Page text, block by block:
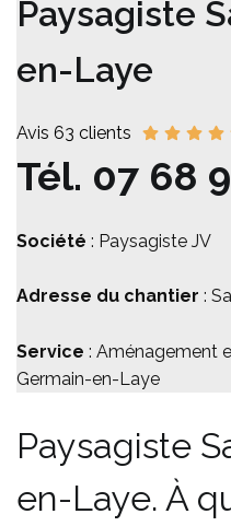
Paysagiste
en-Laye
Avis 63 clients
Tél. 07 68
Société : Paysagiste JV
Adresse du chantier :
Service : Aménagement
Germain-en-Laye
Paysagiste
en-Laye. À